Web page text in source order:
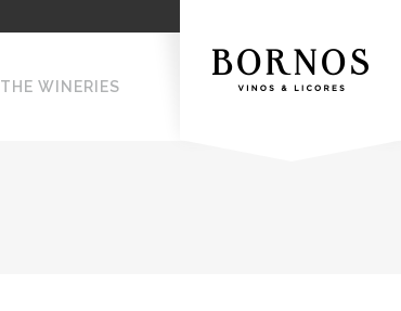
THE WINERIES